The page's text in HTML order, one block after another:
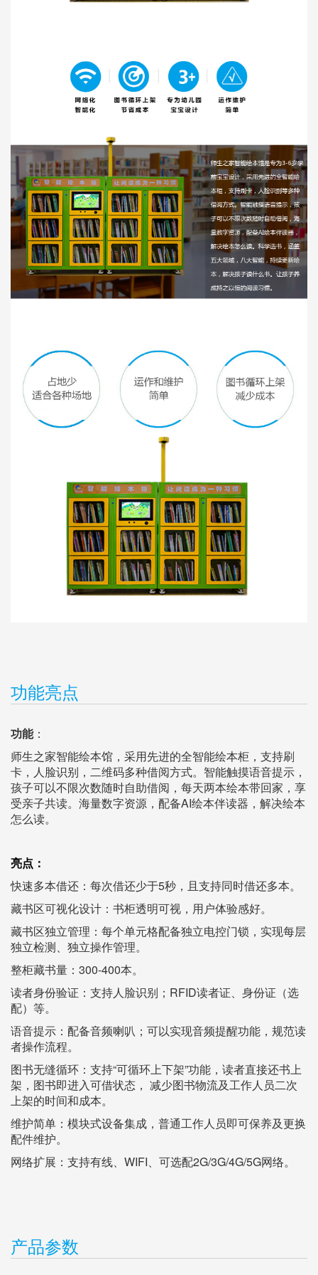
功能亮点
功能：
师生之家智能绘本馆，采用先进的全智能绘本柜，支持刷
卡，人脸识别，二维码多种借阅方式。智能触摸语音提示，
孩子可以不限次数随时自助借阅，每天两本绘本带回家，享
受亲子共读。海量数字资源，配备AI绘本伴读器，解决绘本
怎么读。
亮点：
快速多本借还：每次借还少于5秒，且支持同时借还多本。
藏书区可视化设计：书柜透明可视，用户体验感好。
藏书区独立管理：每个单元格配备独立电控门锁，实现每层
独立检测、独立操作管理。
整柜藏书量：300-400本。
读者身份验证：支持人脸识别；RFID读者证、身份证（选
配）等。
语音提示：配备音频喇叭；可以实现音频提醒功能，规范读
者操作流程。
图书无缝循环：支持“可循环上下架”功能，读者直接还书上
架，图书即进入可借状态， 减少图书物流及工作人员二次
上架的时间和成本。
维护简单：模块式设备集成，普通工作人员即可保养及更换
配件维护。
网络扩展：支持有线、WIFI、可选配2G/3G/4G/5G网络。
产品参数